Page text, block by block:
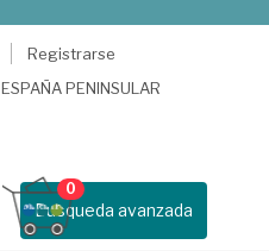
Registrarse
ESPAÑA PENINSULAR
Busqueda avanzada
0